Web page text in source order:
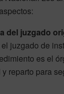
del juzgado
juzgado de
es el
reparto para